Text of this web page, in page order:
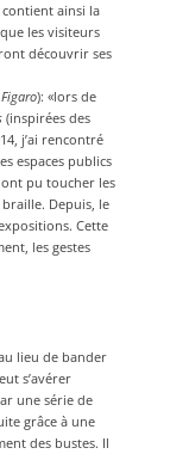
ainsi la
les visiteurs
découvrir ses
): «lors de
(inspirées des
j’ai rencontré
espaces publics
ont pu toucher les
Depuis, le
Cette
les gestes
lieu de bander
s’avérer
une série de
grâce à une
des bustes. Il